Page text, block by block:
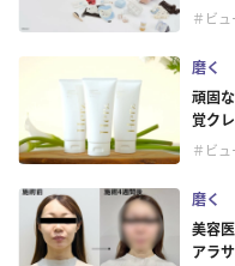
＃ビ
磨く
頑固
覚ク
＃ビ
磨く
美容
アラ